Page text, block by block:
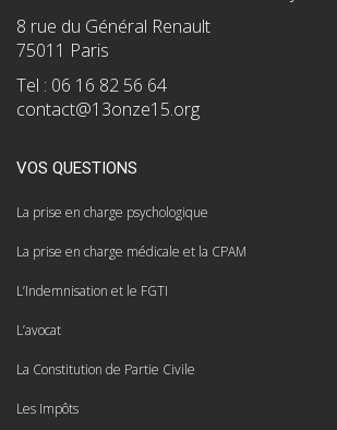
8 rue du Général Renault
75011 Paris
Tel : 06 16 82 56 64
contact@13onze15.org
VOS QUESTIONS
La prise en charge psychologique
La prise en charge médicale et la CPAM
L’Indemnisation et le FGTI
L’avocat
La Constitution de Partie Civile
Les Impôts